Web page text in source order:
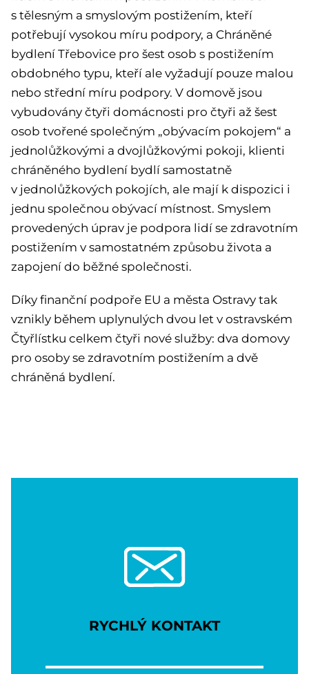
s tělesným a smyslovým postižením, kteří
potřebují vysokou míru podpory, a Chráněné
bydlení Třebovice pro šest osob s postižením
obdobného typu, kteří ale vyžadují pouze malou
nebo střední míru podpory. V domově jsou
vybudovány čtyři domácnosti pro čtyři až šest
osob tvořené společným „obývacím pokojem“ a
jednolůžkovými a dvojlůžkovými pokoji, klienti
chráněného bydlení bydlí samostatně
v jednolůžkových pokojích, ale mají k dispozici i
jednu společnou obývací místnost. Smyslem
provedených úprav je podpora lidí se zdravotním
postižením v samostatném způsobu života a
zapojení do běžné společnosti.
Díky finanční podpoře EU a města Ostravy tak
vznikly během uplynulých dvou let v ostravském
Čtyřlístku celkem čtyři nové služby: dva domovy
pro osoby se zdravotním postižením a dvě
chráněná bydlení.
RYCHLÝ KONTAKT